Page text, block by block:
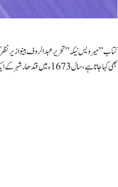
کتاب ” میر ویس نیکہ” تحریر عبدالروف بینوا
بھی کہا جاتا ہے، سال 1673ء میں قندھار شہر کے ایک امیر اور سیاسی خاندان میں پیدا ہوئے۔ یہ خاندان …